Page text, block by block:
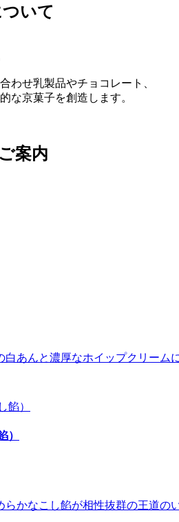
いて
わせ乳製品やチョコレート、
な京菓子を創造します。
案内
白あんと濃厚なホイップクリーム
）
らかなこし餡が相性抜群の王道の